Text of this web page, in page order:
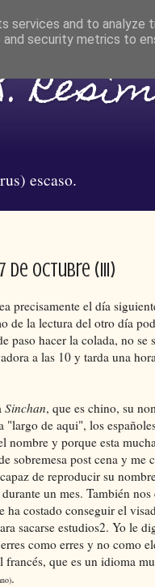
escaso.
de octubre (III)
precisamente el día
de la lectura del otro día
paso hacer la colada, no se
a las 10 y tarda una
Sinchan, que es chino, su
"largo de aqui", los
y porque esta
sobremesa post cena y me
de reproducir su
un mes. También nos
ha costado conseguir el
sacarse estudios2. Yo le
como erres y no como
que es un idioma
.
and to analyze
security metrics to